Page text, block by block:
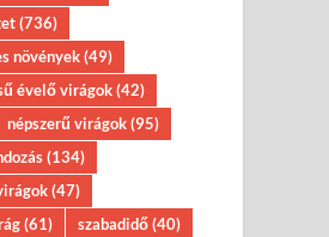
(736)
növények(49)
évelő virágok(42)
népszerű virágok(95)
(134)
(47)
(61) szabadidő(40)